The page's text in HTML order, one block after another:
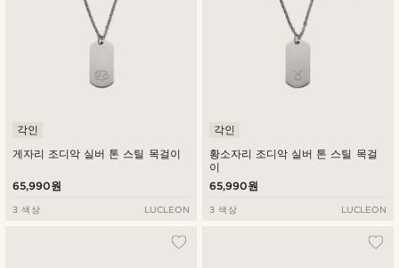
게자리 조디악 실버 톤 스틸 목걸이
각인
65,990원
3 색상 LUCLEON
황소자리 조디악 실버 톤 스틸 목걸
이
각인
65,990원
3 색상 LUCLEON